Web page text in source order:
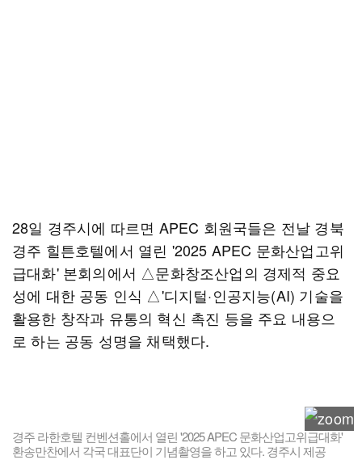
28일 경주시에 따르면 APEC 회원국들은 전날 경북
경주 힐튼호텔에서 열린 '2025 APEC 문화산업고위
급대화' 본회의에서 △문화창조산업의 경제적 중요
성에 대한 공동 인식 △'디지털·인공지능(AI) 기술을
활용한 창작과 유통의 혁신 촉진 등을 주요 내용으
로 하는 공동 성명을 채택했다.
경주 라한호텔 컨벤션홀에서 열린 '2025 APEC 문화산업고위급대화'
환송만찬에서 각국 대표단이 기념촬영을 하고 있다. 경주시 제공